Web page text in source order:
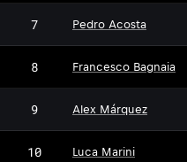
7 Pedro Acosta
8 Francesco Bagnaia
9 Alex Márquez
10 Luca Marini